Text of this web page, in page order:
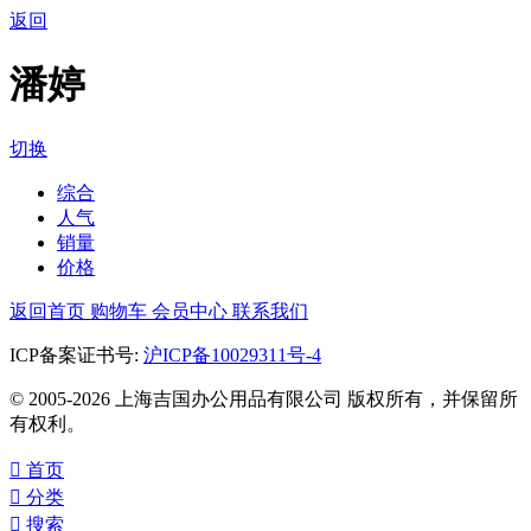
返回
潘婷
切换
综合
人气
销量
价格
返回首页 购物车 会员中心 联系我们
ICP备案证书号: 沪ICP备10029311号-4
© 2005-2026 上海吉国办公用品有限公司 版权所有，并保留所
有权利。
 首页
 分类
 搜索